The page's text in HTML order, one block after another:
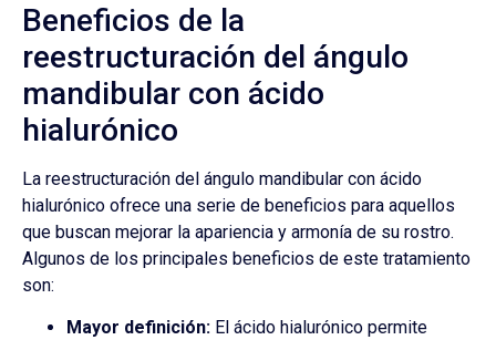
Beneficios de la
reestructuración del ángulo
mandibular con ácido
hialurónico
La reestructuración del ángulo mandibular con ácido
hialurónico ofrece una serie de beneficios para aquellos
que buscan mejorar la apariencia y armonía de su rostro.
Algunos de los principales beneficios de este tratamiento
son:
Mayor definición: El ácido hialurónico permite